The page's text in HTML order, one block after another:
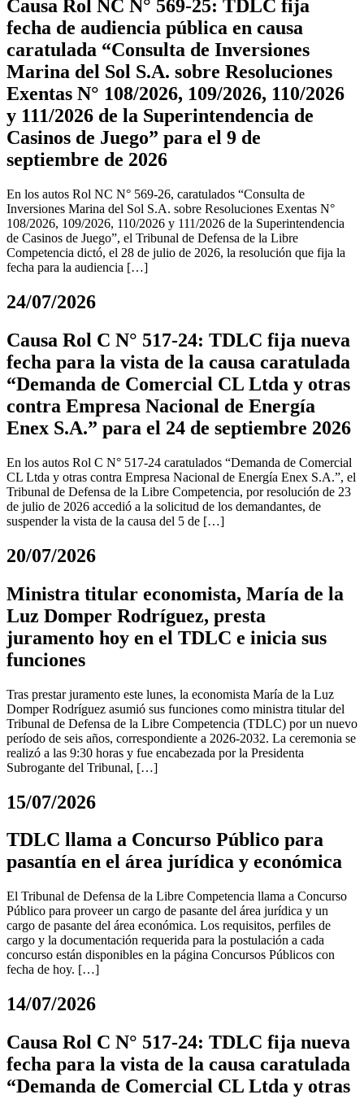
Causa Rol NC N° 569-25: TDLC fija
fecha de audiencia pública en causa
caratulada “Consulta de Inversiones
Marina del Sol S.A. sobre Resoluciones
Exentas N° 108/2026, 109/2026, 110/2026
y 111/2026 de la Superintendencia de
Casinos de Juego” para el 9 de
septiembre de 2026
En los autos Rol NC N° 569-26, caratulados “Consulta de
Inversiones Marina del Sol S.A. sobre Resoluciones Exentas N°
108/2026, 109/2026, 110/2026 y 111/2026 de la Superintendencia
de Casinos de Juego”, el Tribunal de Defensa de la Libre
Competencia dictó, el 28 de julio de 2026, la resolución que fija la
fecha para la audiencia […]
24/07/2026
Causa Rol C N° 517-24: TDLC fija nueva
fecha para la vista de la causa caratulada
“Demanda de Comercial CL Ltda y otras
contra Empresa Nacional de Energía
Enex S.A.” para el 24 de septiembre 2026
En los autos Rol C N° 517-24 caratulados “Demanda de Comercial
CL Ltda y otras contra Empresa Nacional de Energía Enex S.A.”, el
Tribunal de Defensa de la Libre Competencia, por resolución de 23
de julio de 2026 accedió a la solicitud de los demandantes, de
suspender la vista de la causa del 5 de […]
20/07/2026
Ministra titular economista, María de la
Luz Domper Rodríguez, presta
juramento hoy en el TDLC e inicia sus
funciones
Tras prestar juramento este lunes, la economista María de la Luz
Domper Rodríguez asumió sus funciones como ministra titular del
Tribunal de Defensa de la Libre Competencia (TDLC) por un nuevo
período de seis años, correspondiente a 2026-2032. La ceremonia se
realizó a las 9:30 horas y fue encabezada por la Presidenta
Subrogante del Tribunal, […]
15/07/2026
TDLC llama a Concurso Público para
pasantía en el área jurídica y económica
El Tribunal de Defensa de la Libre Competencia llama a Concurso
Público para proveer un cargo de pasante del área jurídica y un
cargo de pasante del área económica. Los requisitos, perfiles de
cargo y la documentación requerida para la postulación a cada
concurso están disponibles en la página Concursos Públicos con
fecha de hoy. […]
14/07/2026
Causa Rol C N° 517-24: TDLC fija nueva
fecha para la vista de la causa caratulada
“Demanda de Comercial CL Ltda y otras